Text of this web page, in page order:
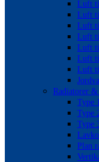
Luft
Luft
Luft
Luft
Luft
Luft
Luft
Radiatorer
Type
Type
Type
Plan